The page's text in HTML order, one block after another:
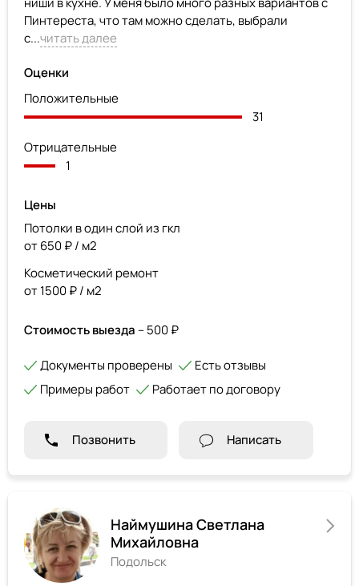
Пинтереста, что там можно сделать, выбрали
с...читать далее
Оценки
Положительные
31
Отрицательные
1
Цены
Потолки в один слой из гкл
от 650 ₽ / м2
Косметический ремонт
от 1500 ₽ / м2
Стоимость выезда – 500 ₽
Документы проверены
Есть отзывы
Примеры работ
Работает по договору
Позвонить Написать
Наймушина Светлана
Михайловна
Подольск